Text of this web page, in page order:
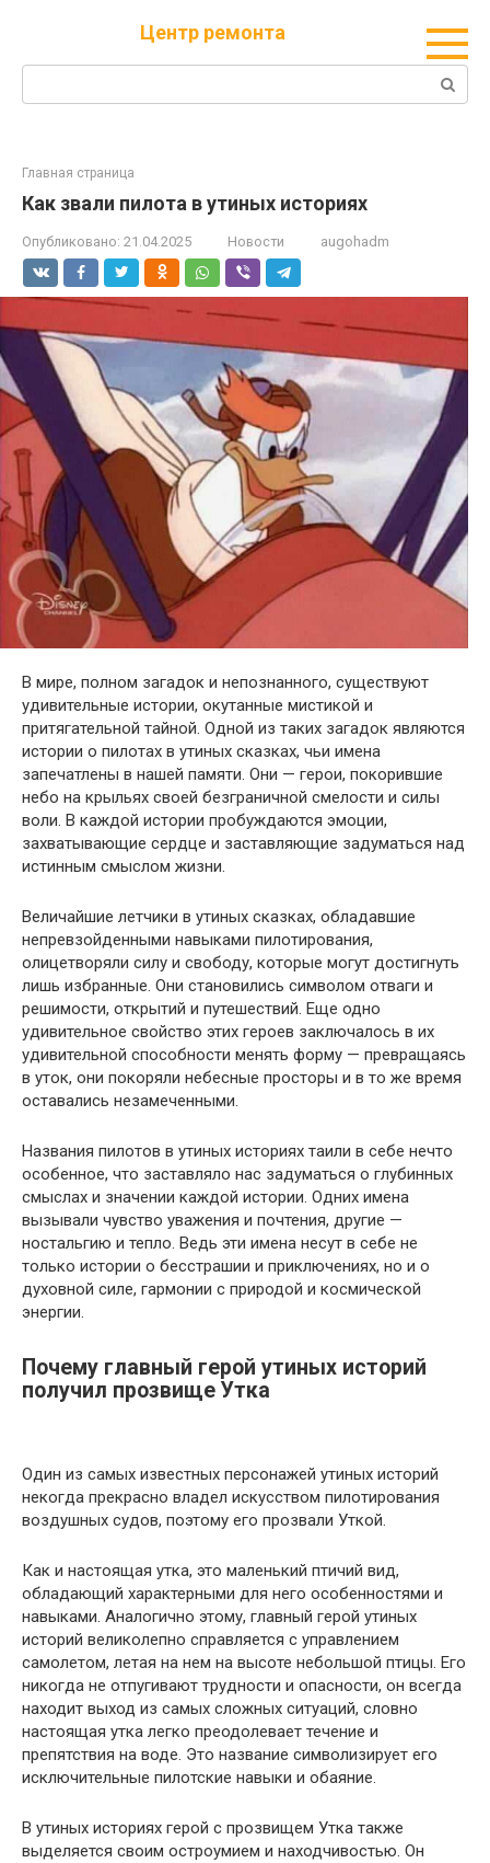
Центр ремонта
Поиск:
Главная страница
Как звали пилота в утиных историях
Опубликовано: 21.04.2025 Новости augohadm
В мире, полном загадок и непознанного, существуют
удивительные истории, окутанные мистикой и
притягательной тайной. Одной из таких загадок являются
истории о пилотах в утиных сказках, чьи имена
запечатлены в нашей памяти. Они — герои, покорившие
небо на крыльях своей безграничной смелости и силы
воли. В каждой истории пробуждаются эмоции,
захватывающие сердце и заставляющие задуматься над
истинным смыслом жизни.
Величайшие летчики в утиных сказках, обладавшие
непревзойденными навыками пилотирования,
олицетворяли силу и свободу, которые могут достигнуть
лишь избранные. Они становились символом отваги и
решимости, открытий и путешествий. Еще одно
удивительное свойство этих героев заключалось в их
удивительной способности менять форму — превращаясь
в уток, они покоряли небесные просторы и в то же время
оставались незамеченными.
Названия пилотов в утиных историях таили в себе нечто
особенное, что заставляло нас задуматься о глубинных
смыслах и значении каждой истории. Одних имена
вызывали чувство уважения и почтения, другие —
ностальгию и тепло. Ведь эти имена несут в себе не
только истории о бесстрашии и приключениях, но и о
духовной силе, гармонии с природой и космической
энергии.
Почему главный герой утиных историй
получил прозвище Утка
Один из самых известных персонажей утиных историй
некогда прекрасно владел искусством пилотирования
воздушных судов, поэтому его прозвали Уткой.
Как и настоящая утка, это маленький птичий вид,
обладающий характерными для него особенностями и
навыками. Аналогично этому, главный герой утиных
историй великолепно справляется с управлением
самолетом, летая на нем на высоте небольшой птицы. Его
никогда не отпугивают трудности и опасности, он всегда
находит выход из самых сложных ситуаций, словно
настоящая утка легко преодолевает течение и
препятствия на воде. Это название символизирует его
исключительные пилотские навыки и обаяние.
В утиных историях герой с прозвищем Утка также
выделяется своим остроумием и находчивостью. Он